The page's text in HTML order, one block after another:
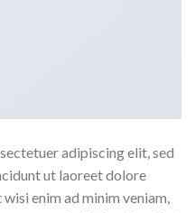
adipiscing elit, sed
ut laoreet dolore
enim ad minim veniam,